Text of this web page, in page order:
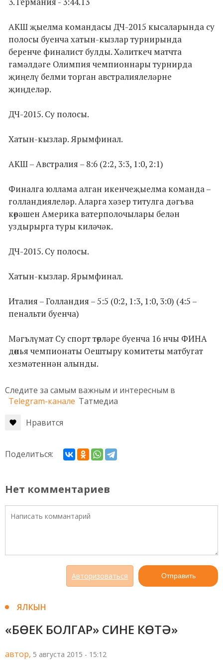
АКШ җыелма командасы ДЧ-2015 кысаларында су
полосы буенча хатын-кызлар турнирында
беренче финалист булды. Хәлиткеч матчта
гамәлдәге Олимпия чемпионнары турнирда
җиңелү белми торган австралиялеләрне
җиңделәр.
ДЧ-2015. Су полосы.
Хатын-кызлар. Ярымфинал.
АКШ – Австралия – 8:6 (2:2, 3:3, 1:0, 2:1)
Финалга юллама алган икенчеҗыелма команда –
голландиялеләр. Аларга хәзер титулга дәгъва
көрәшен Америка ватерполочылары белән
уздырырга туры киләчәк.
ДЧ-2015. Су полосы.
Хатын-кызлар. Ярымфинал.
Италия – Голландия – 5:5 (0:2, 1:3, 1:0, 3:0) (4:5 –
пенальти буенча)
Мәгълүмат Су спорт төрләре буенча 16 нчы ФИНА
дөнья чемпионаты Оештыру комитеты матбугат
хезмәтеннән алынды.
Следите за самым важным и интересным в
Telegram-канале Татмедиа
Нравится
Поделиться:
Нет комментариев
Авторизоваться Отправить
ЯЛКЫН
«БӨЕК БОЛГАР» СИНЕ КӨТӘ»
автор, 5 августа 2015 - 15:12